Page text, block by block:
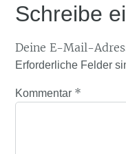
Schreibe
Deine E-Mail-
Erforderliche Felder
Kommentar *